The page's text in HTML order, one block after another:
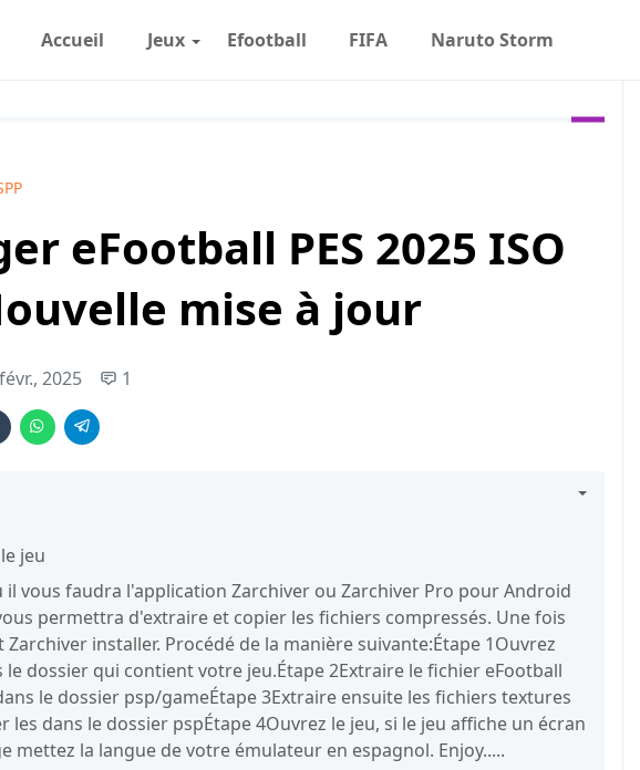
Accueil Jeux Efootball FIFA Naruto Storm
eFootball PES 2025 ISO
mise à jour
2025 1
jeu
il vous faudra l'application Zarchiver ou Zarchiver Pro pour Android
permettra d'extraire et copier les fichiers compressés. Une fois
installer. Procédé de la manière suivante:Étape 1Ouvrez
le dossier qui contient votre jeu.Étape 2Extraire le fichier eFootball
le dossier psp/gameÉtape 3Extraire ensuite les fichiers textures
les dans le dossier pspÉtape 4Ouvrez le jeu, si le jeu affiche un écran
mettez la langue de votre émulateur en espagnol. Enjoy.....